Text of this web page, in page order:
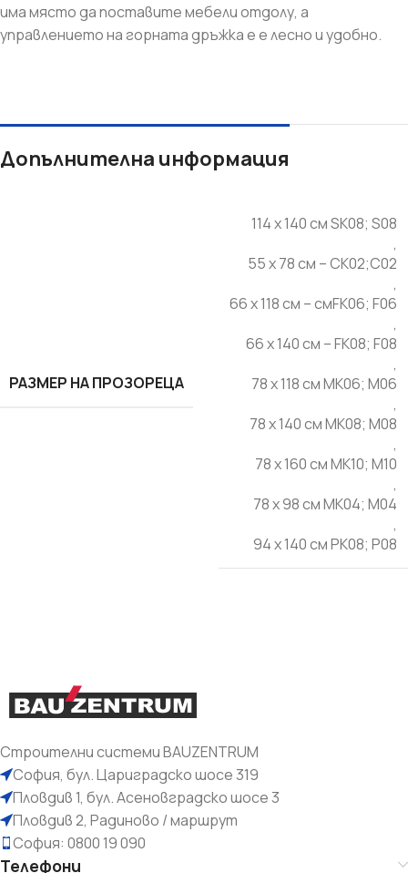
има място да поставите мебели отдолу, а
управлението на горната дръжка е е лесно и удобно.
Допълнителна информация
РАЗМЕР НА ПРОЗОРЕЦА
114 x 140 cм SK08; S08
,
55 x 78 см – CK02;C02
,
66 x 118 cм – cмFK06; F06
,
66 x 140 cм – FK08; F08
,
78 x 118 cм MK06; M06
,
78 x 140 cм MK08; M08
,
78 x 160 cм MK10; M10
,
78 x 98 cм MK04; M04
,
94 x 140 cм PK08; P08
Строителни системи BAUZENTRUM
София, бул. Цариградско шосе 319
Пловдив 1, бул. Асеновградско шосе 3
Пловдив 2, Радиново / маршрут
София: 0800 19 090
Телефони